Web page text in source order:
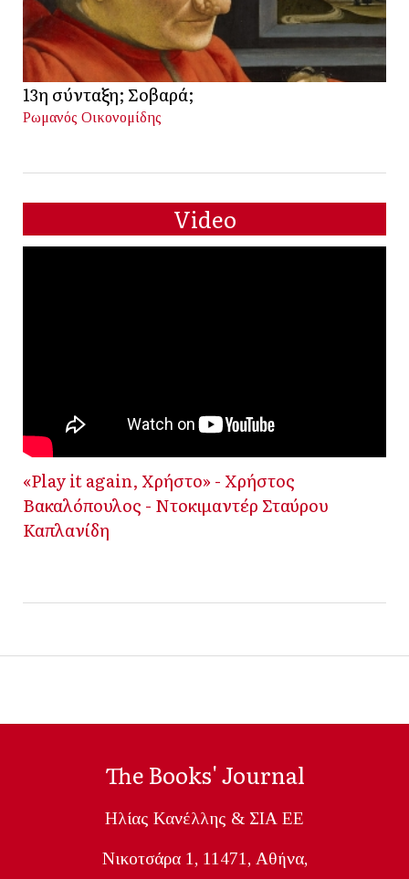
13η σύνταξη; Σοβαρά;
Ρωμανός Οικονομίδης
Video
«Play it again, Χρήστο» - Χρήστος
Βακαλόπουλος - Ντοκιμαντέρ Σταύρου
Καπλανίδη
The Books' Journal
Ηλίας Κανέλλης & ΣΙΑ ΕΕ
Nικοτσάρα 1, 11471, Aθήνα,